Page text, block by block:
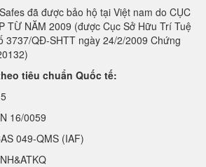
đã được bảo hộ tại Việt nam do CỤC
TỪ NĂM 2009 (được Cục Sở Hữu Trí Tuệ
3737/QĐ-SHTT ngày 24/2/2009 Chứng
tiêu chuẩn Quốc tế:
16/0059
049-QMS (IAF)